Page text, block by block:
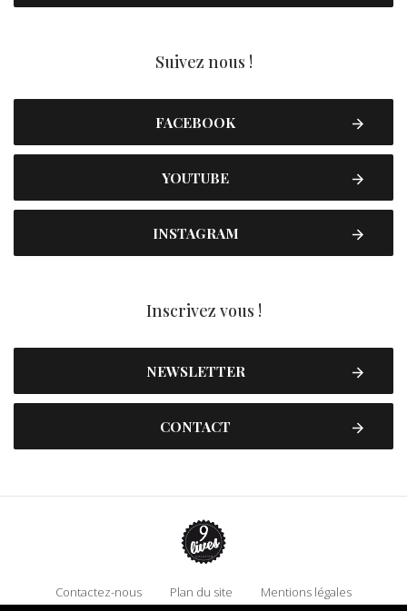
Suivez nous !
FACEBOOK
YOUTUBE
INSTAGRAM
Inscrivez vous !
NEWSLETTER
CONTACT
Contactez-nous Plan du site Mentions légales